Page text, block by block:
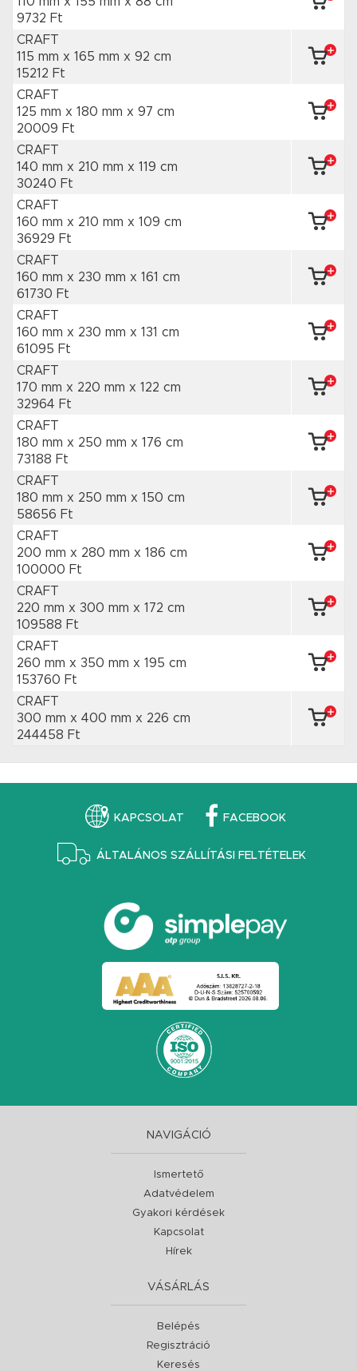
9732 Ft
CRAFT
115 mm x 165 mm x 92 cm
15212 Ft
CRAFT
125 mm x 180 mm x 97 cm
20009 Ft
CRAFT
140 mm x 210 mm x 119 cm
30240 Ft
CRAFT
160 mm x 210 mm x 109 cm
36929 Ft
CRAFT
160 mm x 230 mm x 161 cm
61730 Ft
CRAFT
160 mm x 230 mm x 131 cm
61095 Ft
CRAFT
170 mm x 220 mm x 122 cm
32964 Ft
CRAFT
180 mm x 250 mm x 176 cm
73188 Ft
CRAFT
180 mm x 250 mm x 150 cm
58656 Ft
CRAFT
200 mm x 280 mm x 186 cm
100000 Ft
CRAFT
220 mm x 300 mm x 172 cm
109588 Ft
CRAFT
260 mm x 350 mm x 195 cm
153760 Ft
CRAFT
300 mm x 400 mm x 226 cm
244458 Ft
KAPCSOLAT FACEBOOK
ÁLTALÁNOS SZÁLLÍTÁSI FELTÉTELEK
NAVIGÁCIÓ
Ismertető
Adatvédelem
Gyakori kérdések
Kapcsolat
Hírek
VÁSÁRLÁS
Belépés
Regisztráció
Keresés